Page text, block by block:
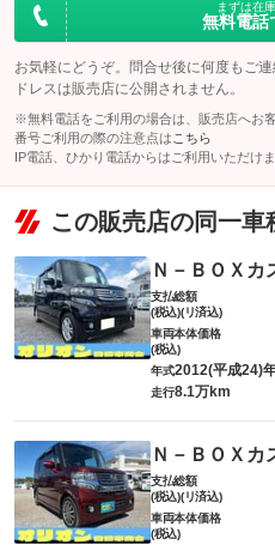
まずは在
無料電話
お気軽にどうぞ。問合せ後に何度もご
ドレスは販売店に公開されません。
※無料電話をご利用の場合は、販売店へお
番号ご利用の際の注意点は こちら
IP電話、ひかり電話からはご利用いただけま
この販売店の同一車
Ｎ－ＢＯＸカ
支払総額
(税込)(リ済込)
車両本体価格
(税込)
年式2012(平成24)
走行8.1万km
Ｎ－ＢＯＸカ
支払総額
(税込)(リ済込)
車両本体価格
(税込)